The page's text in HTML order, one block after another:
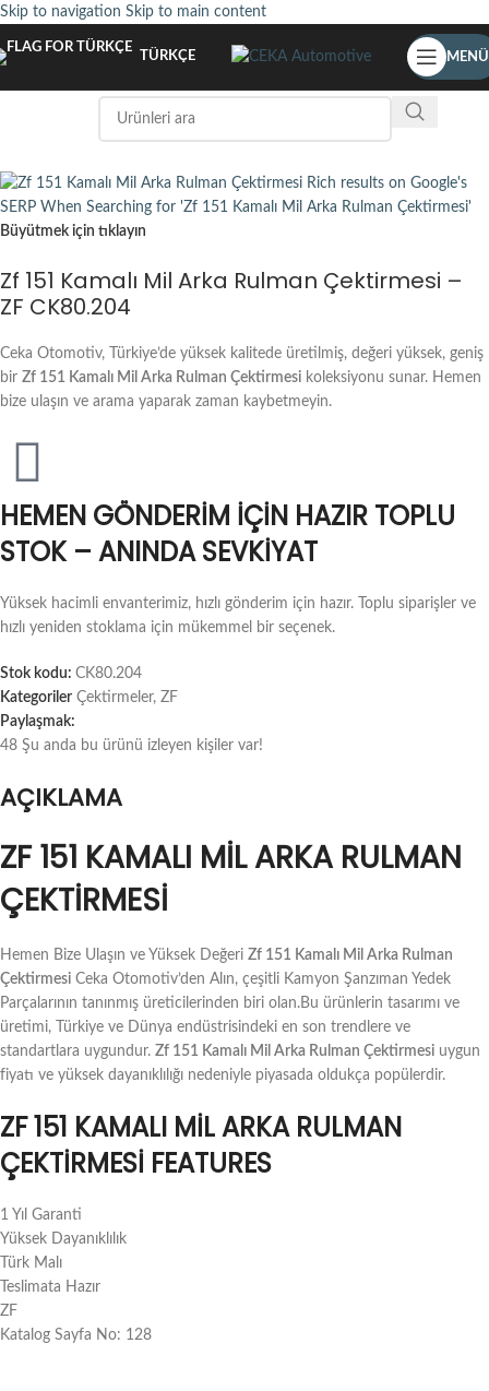
Skip to navigation Skip to main content
TÜRKÇE MENÜ
Büyütmek için tıklayın
Zf 151 Kamalı Mil Arka Rulman Çektirmesi –
ZF CK80.204
Ceka Otomotiv, Türkiye’de yüksek kalitede üretilmiş, değeri yüksek, geniş
bir Zf 151 Kamalı Mil Arka Rulman Çektirmesi koleksiyonu sunar. Hemen
bize ulaşın ve arama yaparak zaman kaybetmeyin.
HEMEN GÖNDERIM İÇIN HAZIR TOPLU
STOK – ANINDA SEVKIYAT
Yüksek hacimli envanterimiz, hızlı gönderim için hazır. Toplu siparişler ve
hızlı yeniden stoklama için mükemmel bir seçenek.
Stok kodu: CK80.204
Kategoriler Çektirmeler, ZF
Paylaşmak:
48 Şu anda bu ürünü izleyen kişiler var!
AÇIKLAMA
ZF 151 KAMALI MIL ARKA RULMAN
ÇEKTIRMESI
Hemen Bize Ulaşın ve Yüksek Değeri Zf 151 Kamalı Mil Arka Rulman
Çektirmesi Ceka Otomotiv’den Alın, çeşitli Kamyon Şanzıman Yedek
Parçalarının tanınmış üreticilerinden biri olan.Bu ürünlerin tasarımı ve
üretimi, Türkiye ve Dünya endüstrisindeki en son trendlere ve
standartlara uygundur. Zf 151 Kamalı Mil Arka Rulman Çektirmesi uygun
fiyatı ve yüksek dayanıklılığı nedeniyle piyasada oldukça popülerdir.
ZF 151 KAMALI MIL ARKA RULMAN
ÇEKTIRMESI FEATURES
1 Yıl Garanti
Yüksek Dayanıklılık
Türk Malı
Teslimata Hazır
ZF
Katalog Sayfa No: 128